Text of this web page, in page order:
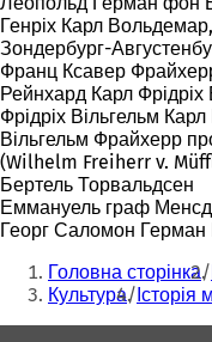
Генріх Карл
Зондербург-
Франц Ксавер
Рейнхард Карл
Фрідріх Вільгельм
Вільгельм Фрайхерр
(Wilhelm Freiherr v.
Бертель Торвальдсен
Еммануель граф
Георг Саломон
Ти
тут:
Головна сторінка
Культура Історія